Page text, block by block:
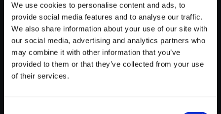
We use cookies to personalise content and ads, to
provide social media features and to analyse our traffic.
We also share information about your use of our site with
our social media, advertising and analytics partners who
may combine it with other information that you’ve
provided to them or that they’ve collected from your use
of their services.
【単曲】モンスターハンター ス
トーリーズ オリジナル・サウン
ドトラック 凶気の気配